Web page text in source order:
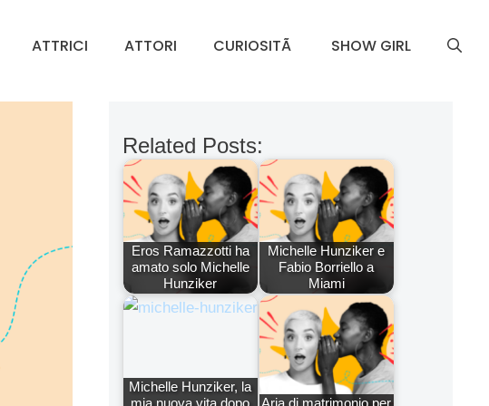
ATTRICI ATTORI CURIOSITÃ SHOW GIRL
Related Posts:
Eros Ramazzotti ha
amato solo Michelle
Hunziker
Michelle Hunziker e
Fabio Borriello a
Miami
Michelle Hunziker, la